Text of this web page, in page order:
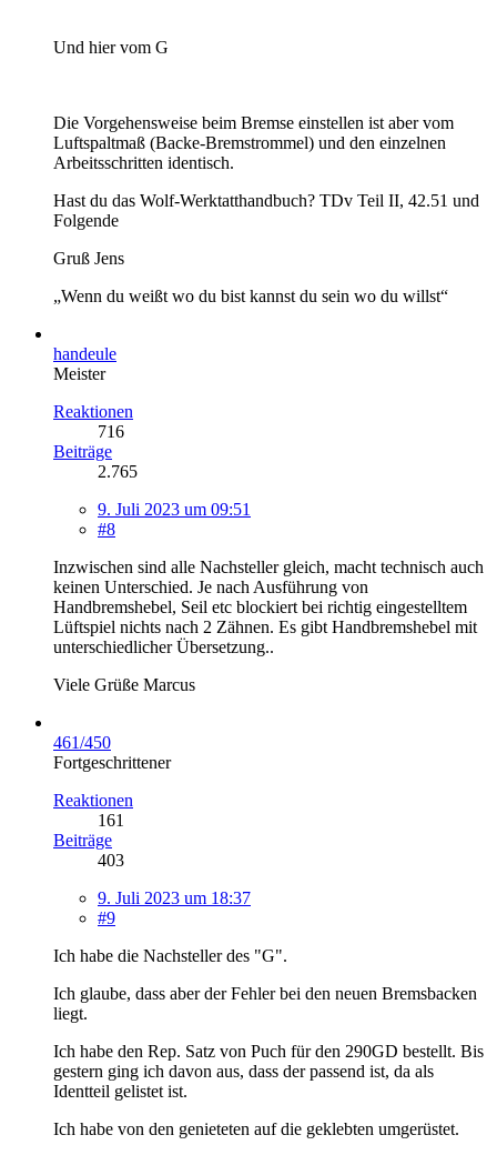
Und hier vom G
Die Vorgehensweise beim Bremse einstellen ist aber vom
Luftspaltmaß (Backe-Bremstrommel) und den einzelnen
Arbeitsschritten identisch.
Hast du das Wolf-Werktatthandbuch? TDv Teil II, 42.51 und
Folgende
Gruß Jens
„Wenn du weißt wo du bist kannst du sein wo du willst“
handeule
Meister
Reaktionen
716
Beiträge
2.765
9. Juli 2023 um 09:51
#8
Inzwischen sind alle Nachsteller gleich, macht technisch auch
keinen Unterschied. Je nach Ausführung von
Handbremshebel, Seil etc blockiert bei richtig eingestelltem
Lüftspiel nichts nach 2 Zähnen. Es gibt Handbremshebel mit
unterschiedlicher Übersetzung..
Viele Grüße Marcus
461/450
Fortgeschrittener
Reaktionen
161
Beiträge
403
9. Juli 2023 um 18:37
#9
Ich habe die Nachsteller des "G".
Ich glaube, dass aber der Fehler bei den neuen Bremsbacken
liegt.
Ich habe den Rep. Satz von Puch für den 290GD bestellt. Bis
gestern ging ich davon aus, dass der passend ist, da als
Identteil gelistet ist.
Ich habe von den genieteten auf die geklebten umgerüstet.